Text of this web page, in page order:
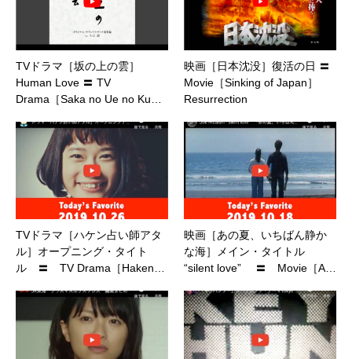
TVドラマ［坂の上の雲］
Human Love 〓 TV
Drama［Saka no Ue no Ku…
映画［日本沈没］復活の日 〓
Movie［Sinking of Japan］
Resurrection
TVドラマ［ハケン占い師アタ
ル］オープニング・タイト
ル 〓 TV Drama［Haken…
映画［あの夏、いちばん静か
な海］メイン・タイトル
“silent love” 〓 Movie［A…